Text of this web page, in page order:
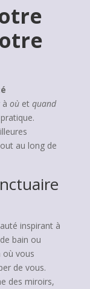
à oùet quand
au long de
inspirant à
bain ou
où vous
de vous.
des miroirs,